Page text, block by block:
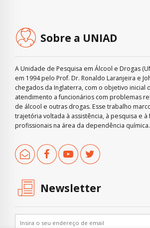
Sobre a UNIAD
A Unidade de Pesquisa em Álcool e Drogas
em 1994 pelo Prof. Dr. Ronaldo Laranjeira e
chegados da Inglaterra, com o objetivo inicial
atendimento a funcionários com problemas
de álcool e outras drogas. Esse trabalho
trajetória voltada à assistência, à pesquisa e
profissionais na área da dependência química.
Newsletter